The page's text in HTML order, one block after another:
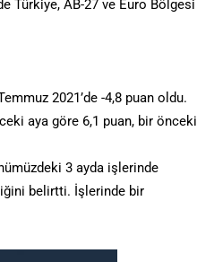
Türkiye, AB-27 ve Euro Bölgesi
2021’de -4,8 puan oldu.
aya göre 6,1 puan, bir önceki
3 ayda işlerinde
belirtti. İşlerinde bir